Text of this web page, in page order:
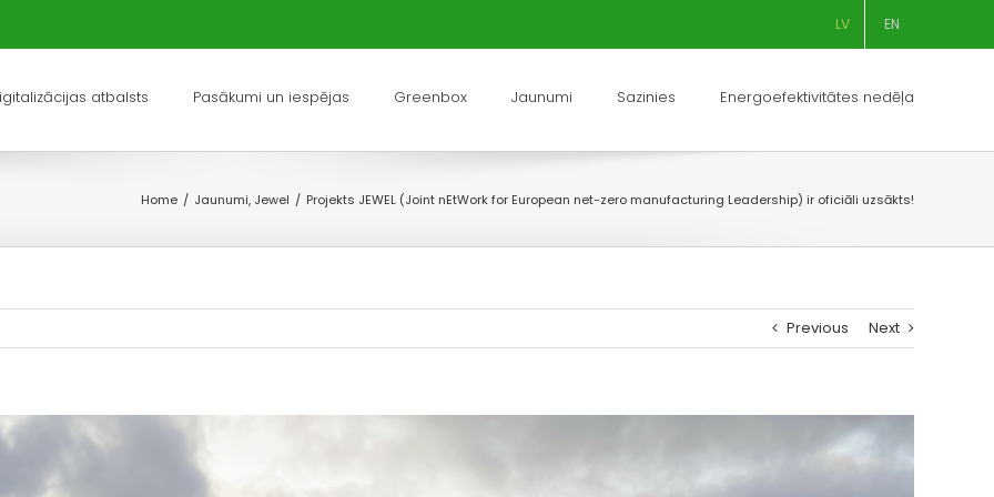
LV EN
atbalsts Pasākumi un iespējas Greenbox Jaunumi Sazinies Energoefektivitātes nedēļa
Home / Jaunumi, Jewel / Projekts JEWEL (Joint nEtWork for European net-zero manufacturing Leadership) ir oficiāli uzsākts!
Previous Next